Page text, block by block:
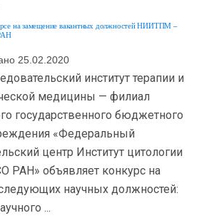
на замещение вакантных должностей НИИТПМ –
25.02.2020
институт терапии и
медицины — филиал
государственного бюджетного
«Федеральный
центр Институт цитологии
РАН» объявляет конкурс на
научных должностей:
...